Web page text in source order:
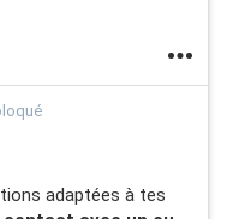
adaptées à tes